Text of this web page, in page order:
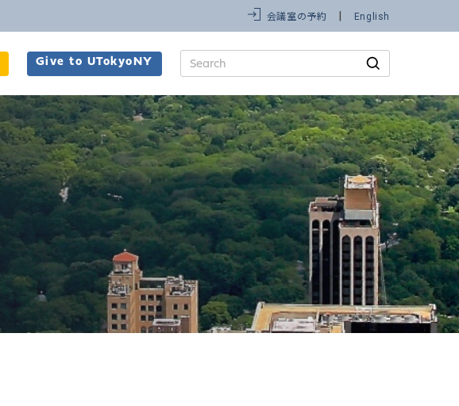
Give to UTokyoNY
Search
for:
会議室の予約 English